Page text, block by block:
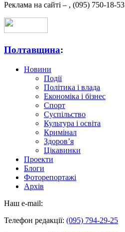
Реклама на сайті – , (095) 750-18-53
Полтавщина:
Новини
Події
Політика і влада
Економіка і бізнес
Спорт
Суспільство
Культура і освіта
Кримінал
Здоров’я
Цікавинки
Проекти
Блоги
Фоторепортажі
Архів
Наш e-mail:
Телефон редакції: (095) 794-29-25